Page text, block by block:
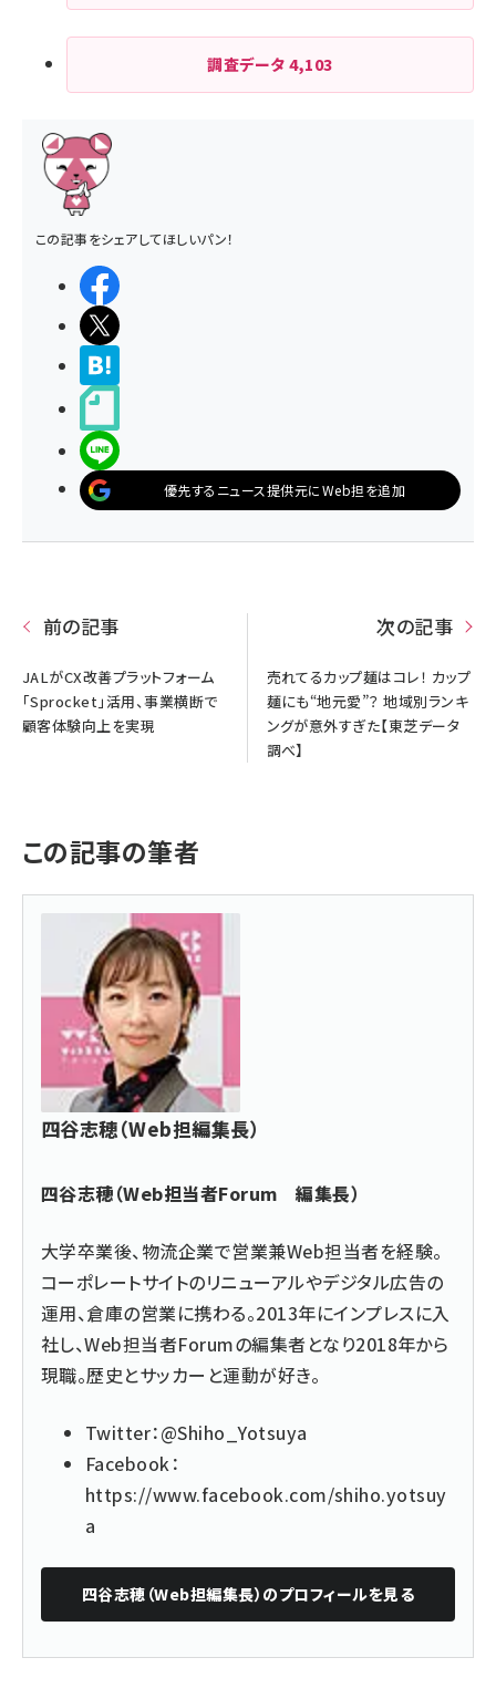
調査データ4,103
この記事をシェアしてほしいパン！
優先するニュース提供元にWeb担を追加
前の記事
JALがCX改善プラットフォーム
「Sprocket」活用、事業横断で
顧客体験向上を実現
次の記事
売れてるカップ麺はコレ！ カップ
麺にも“地元愛”？ 地域別ランキ
ングが意外すぎた【東芝データ
調べ】
この記事の筆者
四谷志穂（Web担編集長）
四谷志穂（Web担当者Forum 編集長）
大学卒業後、物流企業で営業兼Web担当者を経験。
コーポレートサイトのリニューアルやデジタル広告の
運用、倉庫の営業に携わる。2013年にインプレスに入
社し、Web担当者Forumの編集者となり2018年から
現職。歴史とサッカーと運動が好き。
Twitter：@Shiho_Yotsuya
Facebook：
https://www.facebook.com/shiho.yotsuy
a
四谷志穂（Web担編集長） のプロフィールを見る